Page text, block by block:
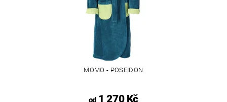
MOMO - POSEIDON
od1 270 Kč